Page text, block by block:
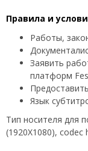
Правила и
Работы,
Заявить
платформ
Язык
Тип носителя для
(1920X1080), codec